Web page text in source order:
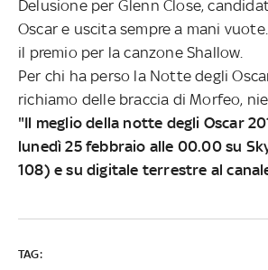
Delusione per Glenn Close,
Oscar e uscita sempre a mani
il premio per la canzone Shallow.
Per chi ha perso la Notte degli
richiamo delle braccia di Morfeo,
"Il meglio della notte degli Oscar
lunedì 25 febbraio alle 00.00 su
108) e su digitale terrestre al canale
TAG: